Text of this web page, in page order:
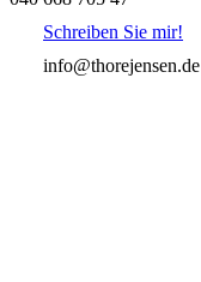
Schreiben Sie mir!
info@thorejensen.de